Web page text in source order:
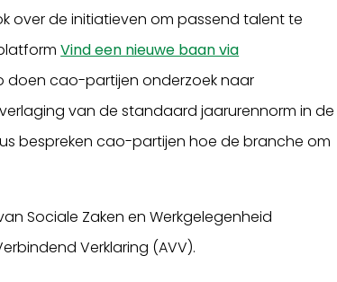
over de initiatieven om passend talent te
Vind een nieuwe baan via
doen cao-partijen onderzoek naar
van de standaard jaarurennorm in de
bespreken cao-partijen hoe de branche om
Sociale Zaken en Werkgelegenheid
Verklaring (AVV).